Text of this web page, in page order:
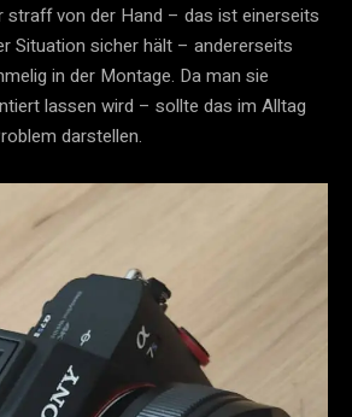
straff von der Hand – das ist einerseits
Situation sicher hält – andererseits
in der Montage. Da man sie
lassen wird – sollte das im Alltag
darstellen.